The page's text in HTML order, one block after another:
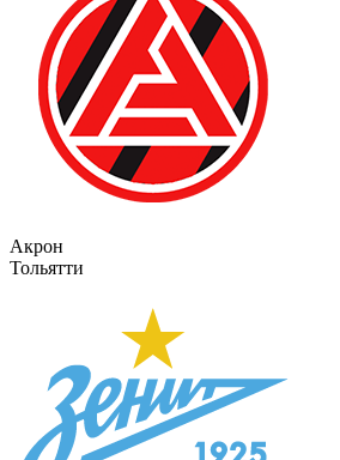
Акрон
Тольятти